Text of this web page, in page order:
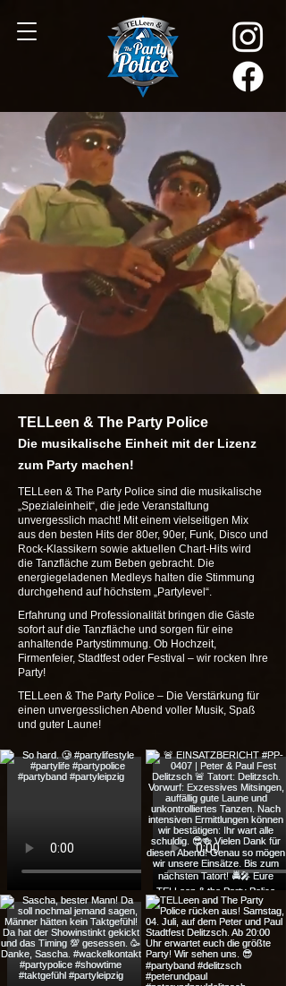
TELLeen & The Party Police
Die musikalische Einheit mit der Lizenz
zum Party machen!
TELLeen & The Party Police sind die musikalische
„Spezialeinheit“, die jede Veranstaltung
unvergesslich macht! Mit einem vielseitigen Mix
aus den besten Hits der 80er, 90er, Funk, Disco und
Rock-Klassikern sowie aktuellen Chart-Hits wird
die Tanzfläche zum Beben gebracht. Die
energiegeladenen Medleys halten die Stimmung
durchgehend auf höchstem „Partylevel“.
Erfahrung und Professionalität bringen die Gäste
sofort auf die Tanzfläche und sorgen für eine
anhaltende Partystimmung. Ob Hochzeit,
Firmenfeier, Stadtfest oder Festival – wir rocken Ihre
Party!
TELLeen & The Party Police – Die Verstärkung für
einen unvergesslichen Abend voller Musik, Spaß
und guter Laune!